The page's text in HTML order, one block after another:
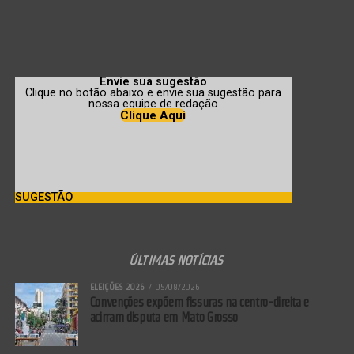
nesse processo.
Quando há perda muscular importante, a tendência é
que a flacidez fique ainda mais evidente. Braços,
Envie sua sugestão
Clique no botão abaixo e envie sua sugestão para
nossa equipe de redação
Clique Aqui
SUGESTÃO
ÚLTIMAS NOTÍCIAS
ELEIÇÕES 2026 05/08/2026
Convenções expõem fissuras na centro-direita e
acirram disputa em Mato Grosso